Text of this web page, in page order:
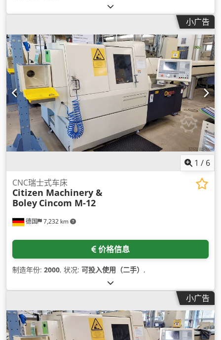
小广告
1 / 6
德国 7,232 km
CNC瑞士式车床
Citizen Machinery &
Boley Cincom M-12
价格信息
制造年份: 2000, 状况: 可投入使用（二手） ,
小广告